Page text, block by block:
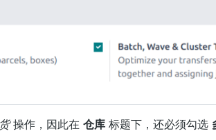
操作，因此在 仓库 标题下，还必须勾选